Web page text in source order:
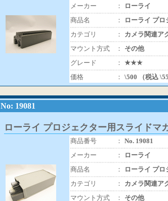
メーカー
：
ローライ
商品名
：
ローライ プ
カテゴリ
：
カメラ関連ア
マウント方式
：
その他
グレード
： ★★★
価格
： \500 （税込
No: 19081
ローライ プロジェクター用スライドマ
商品番号 ： No. 19081
メーカー
：
ローライ
商品名
：
ローライ プ
カテゴリ
：
カメラ関連ア
マウント方式
： その他